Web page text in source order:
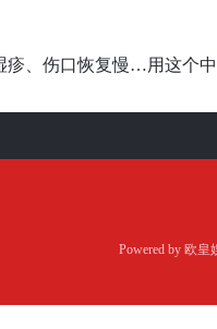
疹、伤口恢复慢…用这个
Powered by 欧皇